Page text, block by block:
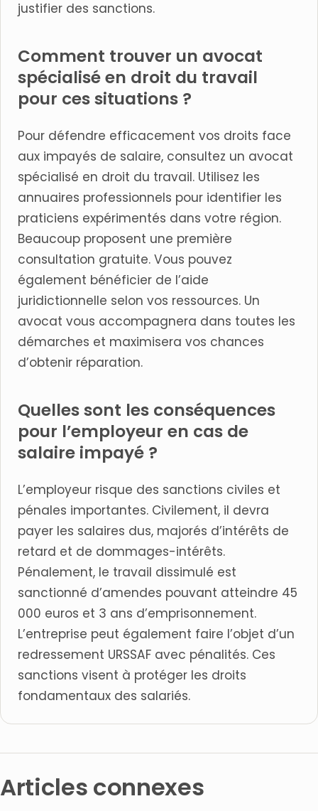
justifier des sanctions.
Comment trouver un avocat
spécialisé en droit du travail
pour ces situations ?
Pour défendre efficacement vos droits face
aux impayés de salaire, consultez un avocat
spécialisé en droit du travail. Utilisez les
annuaires professionnels pour identifier les
praticiens expérimentés dans votre région.
Beaucoup proposent une première
consultation gratuite. Vous pouvez
également bénéficier de l’aide
juridictionnelle selon vos ressources. Un
avocat vous accompagnera dans toutes les
démarches et maximisera vos chances
d’obtenir réparation.
Quelles sont les conséquences
pour l’employeur en cas de
salaire impayé ?
L’employeur risque des sanctions civiles et
pénales importantes. Civilement, il devra
payer les salaires dus, majorés d’intérêts de
retard et de dommages-intérêts.
Pénalement, le travail dissimulé est
sanctionné d’amendes pouvant atteindre 45
000 euros et 3 ans d’emprisonnement.
L’entreprise peut également faire l’objet d’un
redressement URSSAF avec pénalités. Ces
sanctions visent à protéger les droits
fondamentaux des salariés.
Articles connexes